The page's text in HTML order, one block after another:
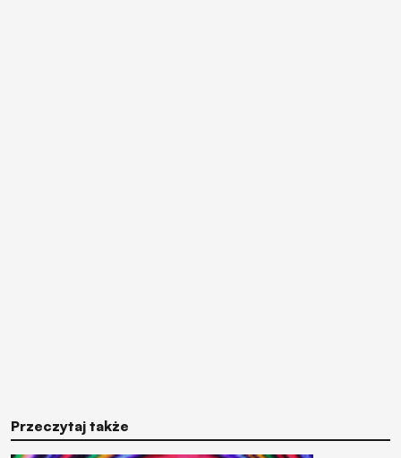
Przeczytaj także